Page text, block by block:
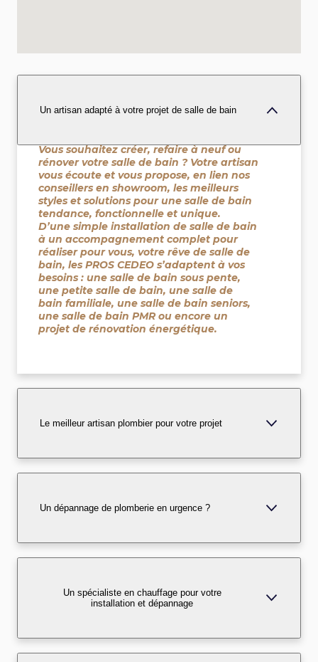
Un artisan adapté à votre projet de salle de bain
Vous souhaitez créer, refaire à neuf ou
rénover votre salle de bain ? Votre artisan
vous écoute et vous propose, en lien nos
conseillers en showroom, les meilleurs
styles et solutions pour une salle de bain
tendance, fonctionnelle et unique.
D’une simple installation de salle de bain
à un accompagnement complet pour
réaliser pour vous, votre rêve de salle de
bain, les PROS CEDEO s’adaptent à vos
besoins : une salle de bain sous pente,
une petite salle de bain, une salle de
bain familiale, une salle de bain seniors,
une salle de bain PMR ou encore un
projet de rénovation énergétique.
Le meilleur artisan plombier pour votre projet
Un dépannage de plomberie en urgence ?
Un spécialiste en chauffage pour votre
installation et dépannage